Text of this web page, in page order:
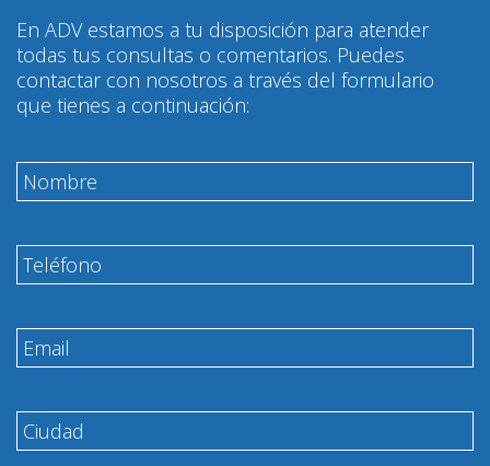
En ADV estamos a tu disposición para atender
todas tus consultas o comentarios. Puedes
contactar con nosotros a través del formulario
que tienes a continuación: